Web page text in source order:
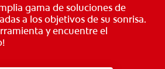
gama de soluciones de
a los objetivos de su sonrisa.
y encuentre el